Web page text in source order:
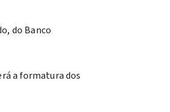
do Banco
a formatura dos